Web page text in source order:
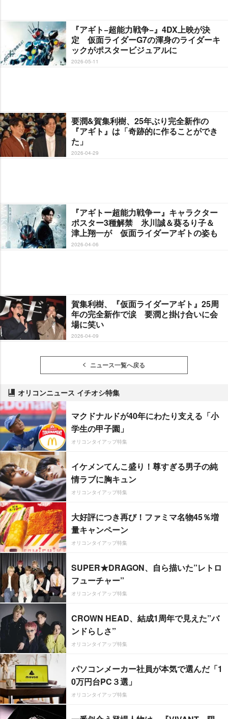
『アギト−超能力戦争−』4DX上映が決
定 仮面ライダーG7の渾身のライダーキ
ックがポスタービジュアルに
2026-05-11
要潤&賀集利樹、25年ぶり完全新作の
『アギト』は「奇跡的に作ることができ
た」
2026-04-29
『アギトー超能力戦争ー』キャラクター
ポスター3種解禁 氷川誠＆葵るり子＆
津上翔一が 仮面ライダーアギトの姿も
2026-04-06
賀集利樹、『仮面ライダーアギト』25周
年の完全新作で涙 要潤と掛け合いに会
場に笑い
2026-04-09
ニュース一覧へ戻る
オリコンニュース イチオシ特集
マクドナルドが40年にわたり支える「小
学生の甲子園」
オリコンタイアップ特集
イケメンてんこ盛り！尊すぎる男子の純
情ラブに胸キュン
オリコンタイアップ特集
大好評につき再び！ファミマ名物45％増
量キャンペーン
オリコンタイアップ特集
SUPER★DRAGON、自ら描いた”レトロ
フューチャー”
オリコンタイアップ特集
CROWN HEAD、結成1周年で見えた”バ
ンドらしさ”
オリコンタイアップ特集
パソコンメーカー社員が本気で選んだ「1
0万円台PC３選」
オリコンタイアップ特集